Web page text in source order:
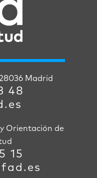
Madrid
48
Orientación de
15